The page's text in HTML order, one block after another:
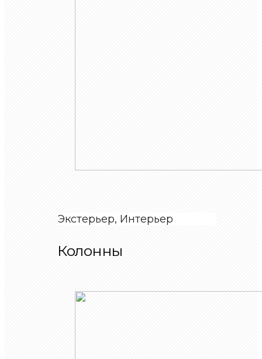
Экстерьер, Интерьер
Колонны